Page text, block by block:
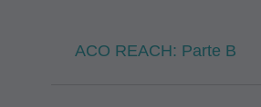
ACO REACH: Parte B